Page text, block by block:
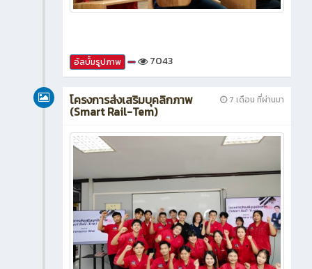
อัลบั้มรูปภาพ 7043
7 เดือน ที่ผ่านมา
โครงการส่งเสริมบุคลิกภาพ
(Smart Rail-Tem)